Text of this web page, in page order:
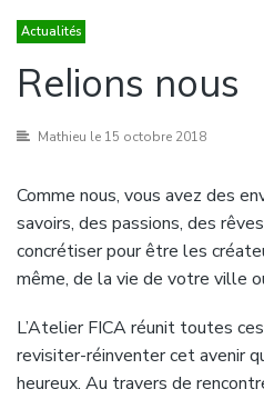
Actualités
Relions nous
Mathieu le 15 octobre 2018
Comme nous, vous avez des
savoirs, des passions, des
concrétiser pour être les
même, de la vie de votre ville
L’Atelier FICA réunit toutes
revisiter-réinventer cet avenir
heureux. Au travers de